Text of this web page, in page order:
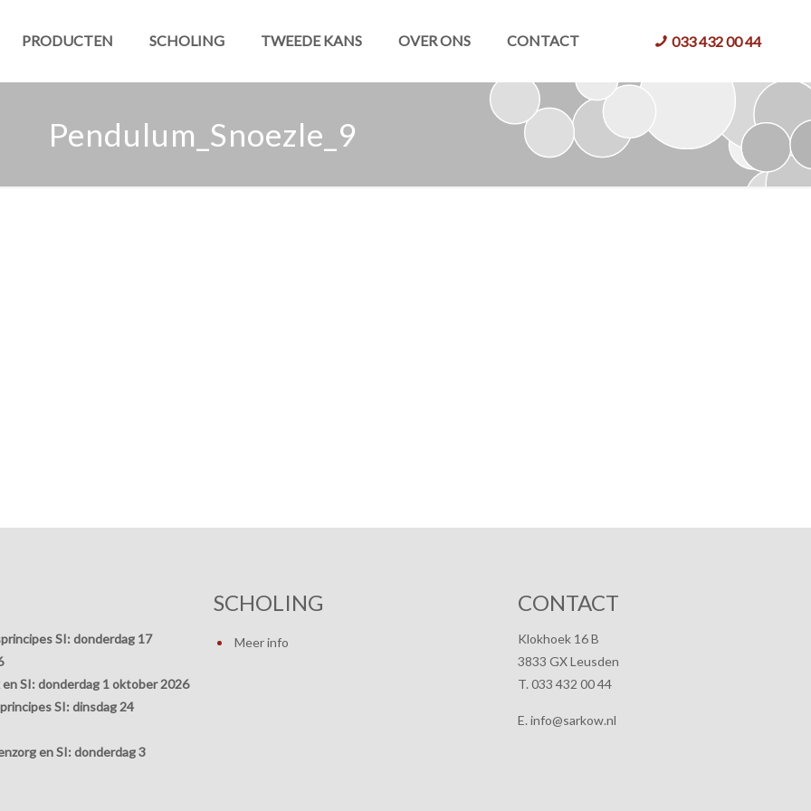
PRODUCTEN SCHOLING TWEEDE KANS OVER ONS CONTACT 033 432 00 44
Pendulum_Snoezle_9
SI: donderdag 17
SI: donderdag 1 oktober 2026
SI: dinsdag 24
en SI: donderdag 3
SCHOLING
Meer info
CONTACT
Klokhoek 16 B
3833 GX Leusden
T. 033 432 00 44
E. info@sarkow.nl